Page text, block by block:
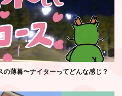
薄暮〜ナイターってどんな感じ？